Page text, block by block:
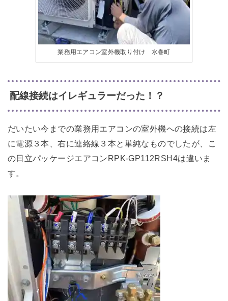
業務用エアコン室外機取り付け 水巻町
配線接続はイレギュラーだった！？
だいたい今までの業務用エアコンの室外機への接続は左
に電源３本、右に連絡線３本と単純なものでしたが、こ
の日立パッケージエアコンRPK-GP112RSH4は違いま
す。